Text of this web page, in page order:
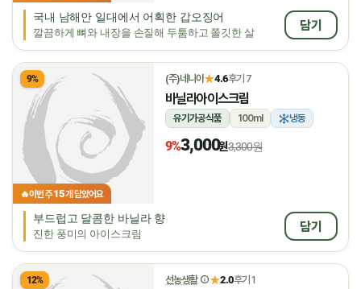
국내 남해안 일대에서 어획한 갑오징어
깔끔하게 뼈와 내장을 손질해 두툼하고 쫄깃한 살
담기
9%
🔥이번 주15개 담았어요
(주)네니아★4.6후기 7
바닐라아이스크림
유기가공식품 100ml 냉동
9%3,000원3,300원
부드럽고 달콤한 바닐라 향
진한 풍미의 아이스크림
담기
12% 선농생활 ★2.0후기 1